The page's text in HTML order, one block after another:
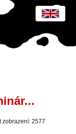
zobrazení: 2577